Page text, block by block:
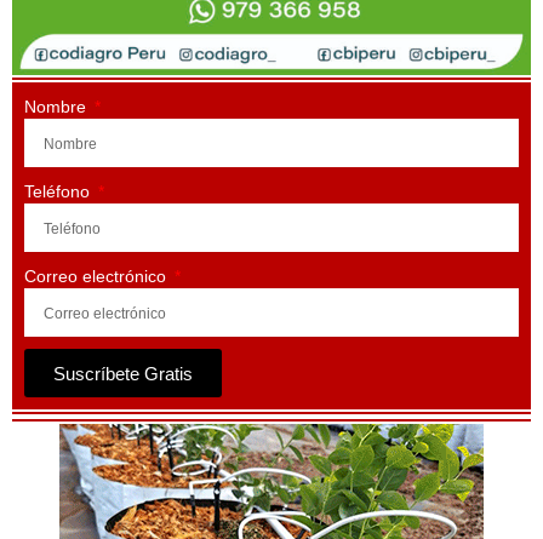
Nombre
Teléfono
Correo electrónico
Suscríbete Gratis